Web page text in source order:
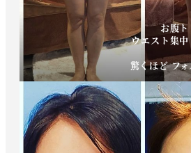
お腹
ウエスト集
驚くほど フ